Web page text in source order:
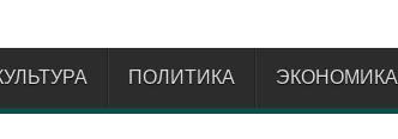
ПОЛИТИКА ЭКОНОМИКА